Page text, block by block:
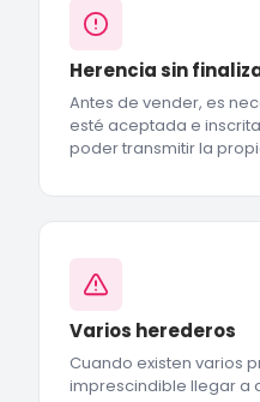
Herencia sin
Antes de vender, es
esté aceptada e
poder transmitir la
Varios herederos
Cuando existen varios
imprescindible llegar a